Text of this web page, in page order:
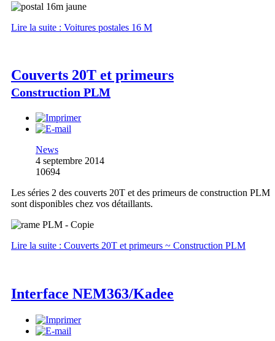
Lire la suite : Voitures postales 16 M
Couverts 20T et primeurs
Construction PLM
News
4 septembre 2014
10694
Les séries 2 des couverts 20T et des primeurs de construction PLM
sont disponibles chez vos détaillants.
Lire la suite : Couverts 20T et primeurs ~ Construction PLM
Interface NEM363/Kadee